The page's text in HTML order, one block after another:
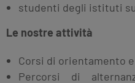
studenti degli istituti
Le nostre attività
Corsi di orientamento
Percorsi di